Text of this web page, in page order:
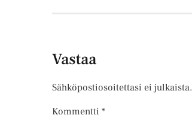
Vastaa
Sähköpostiosoitettasi ei julkaista.
Kommentti *